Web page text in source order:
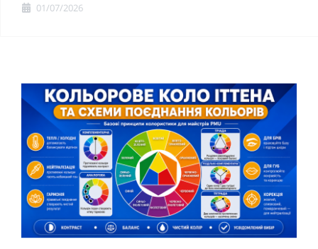
01/07/2026